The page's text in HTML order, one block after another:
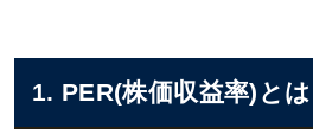
1. PER(株価収益率)とは